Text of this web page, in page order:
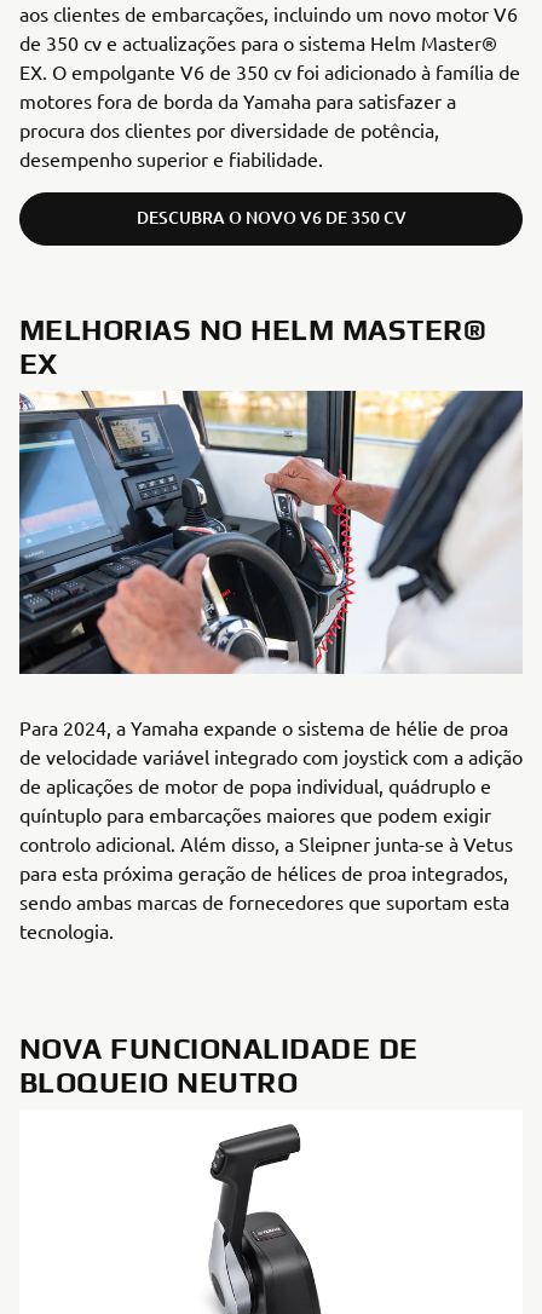
aos clientes de embarcações, incluindo um novo motor V6
de 350 cv e actualizações para o sistema Helm Master®
EX. O empolgante V6 de 350 cv foi adicionado à família de
motores fora de borda da Yamaha para satisfazer a
procura dos clientes por diversidade de potência,
desempenho superior e fiabilidade.
DESCUBRA O NOVO V6 DE 350 CV
MELHORIAS NO HELM MASTER®
EX
Para 2024, a Yamaha expande o sistema de hélie de proa
de velocidade variável integrado com joystick com a adição
de aplicações de motor de popa individual, quádruplo e
quíntuplo para embarcações maiores que podem exigir
controlo adicional. Além disso, a Sleipner junta-se à Vetus
para esta próxima geração de hélices de proa integrados,
sendo ambas marcas de fornecedores que suportam esta
tecnologia.
NOVA FUNCIONALIDADE DE
BLOQUEIO NEUTRO